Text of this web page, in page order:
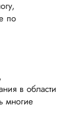
по
в области
многие